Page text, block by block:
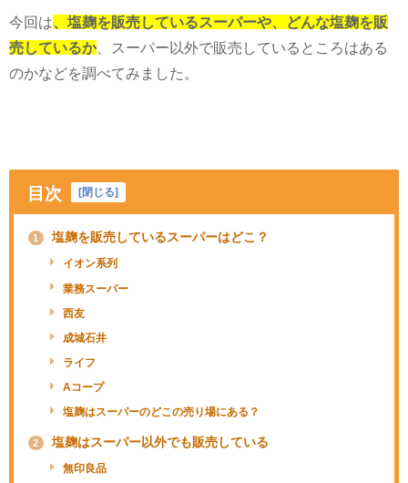
今回は、塩麹を販売しているスーパーや、どんな塩麹を販
売しているか、スーパー以外で販売しているところはある
のかなどを調べてみました。
目次 [閉じる]
1 塩麹を販売しているスーパーはどこ？
イオン系列
業務スーパー
西友
成城石井
ライフ
Aコープ
塩麹はスーパーのどこの売り場にある？
2 塩麹はスーパー以外でも販売している
無印良品